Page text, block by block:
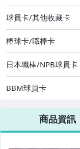
偶像、球員卡與郵幣
運動、戶外與休閒
球員卡/其他收藏卡
棒球卡/職棒卡
日本職棒/NPB球員卡
BBM球員卡
商品資訊